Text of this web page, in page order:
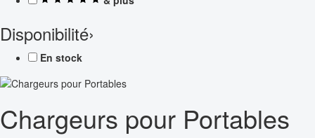
Disponibilité›
En stock
Chargeurs pour Portables